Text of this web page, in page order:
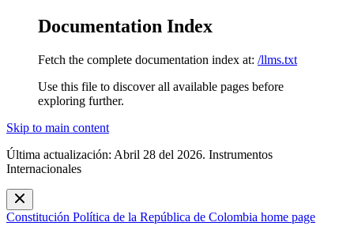
Documentation Index
Fetch the complete documentation index at: /llms.txt
Use this file to discover all available pages before
exploring further.
Skip to main content
Última actualización: Abril 28 del 2026. Instrumentos
Internacionales
Constitución Política de la República de Colombia home page